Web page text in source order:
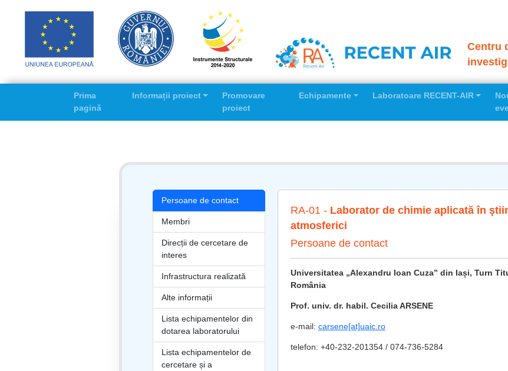
Centru
Prima
pagină
Informații proiect
Promovare
proiect
Echipamente Laboratoare RECENT-AIR
Persoane de contact
Membri
Direcții de cercetare de
interes
Infrastructura realizată
Alte informații
Lista echipamentelor din
dotarea laboratorului
Lista echipamentelor de
cercetare și a
RA-01 - Laborator de chimie aplicată în
atmosferici
Persoane de contact
Universitatea „Alexandru Ioan Cuza” din Iași, Turn
România
Prof. univ. dr. habil. Cecilia ARSENE
e-mail: carsene[at]uaic.ro
telefon: +40-232-201354 / 074-736-5284